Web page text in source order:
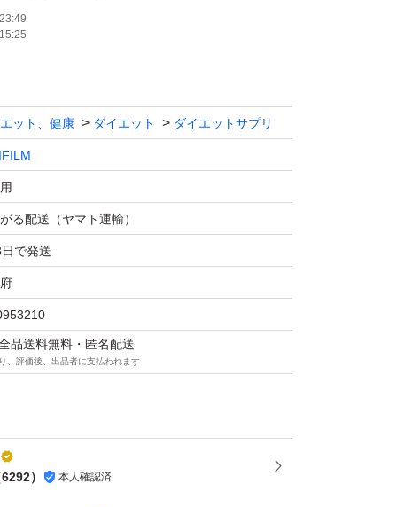
ット、健康 ダイエット ダイエットサプリ
る配送（ヤマト運輸）
で発送
品送料無料・匿名配送
、評価後、出品者に支払われます
6292） 本人確認済